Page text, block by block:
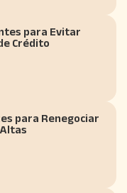
para Evitar
Crédito
para Renegociar